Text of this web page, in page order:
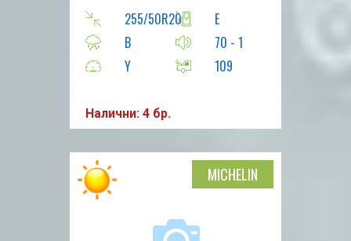
255/50R20
E
B
70 - 1
Y
109
Налични: 4 бр.
MICHELIN